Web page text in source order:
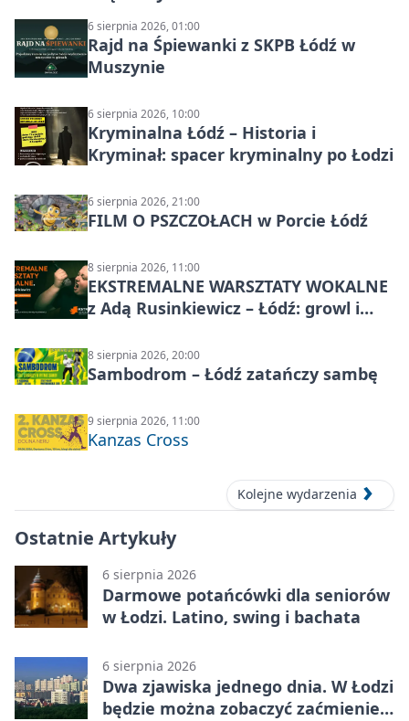
6 sierpnia 2026, 01:00
Rajd na Śpiewanki z SKPB Łódź w
Muszynie
6 sierpnia 2026, 10:00
Kryminalna Łódź – Historia i
Kryminał: spacer kryminalny po Łodzi
6 sierpnia 2026, 21:00
FILM O PSZCZOŁACH w Porcie Łódź
8 sierpnia 2026, 11:00
EKSTREMALNE WARSZTATY WOKALNE
z Adą Rusinkiewicz – Łódź: growl i
8 sierpnia 2026, 20:00
Sambodrom – Łódź zatańczy sambę
9 sierpnia 2026, 11:00
Kanzas Cross
Kolejne wydarzenia
Ostatnie Artykuły
6 sierpnia 2026
Darmowe potańcówki dla seniorów
w Łodzi. Latino, swing i bachata
6 sierpnia 2026
Dwa zjawiska jednego dnia. W Łodzi
będzie można zobaczyć zaćmienie i